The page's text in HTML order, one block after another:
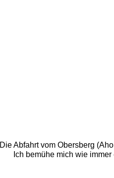
Die Abfahrt vom Obersberg
Ich bemühe mich wie